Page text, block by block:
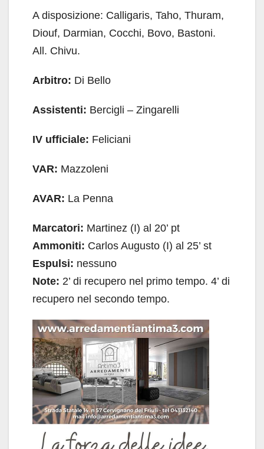
A disposizione: Calligaris, Taho, Thuram,
Diouf, Darmian, Cocchi, Bovo, Bastoni.
All. Chivu.
Arbitro: Di Bello
Assistenti: Bercigli – Zingarelli
IV ufficiale: Feliciani
VAR: Mazzoleni
AVAR: La Penna
Marcatori: Martinez (I) al 20’ pt
Ammoniti: Carlos Augusto (I) al 25’ st
Espulsi: nessuno
Note: 2’ di recupero nel primo tempo. 4’ di
recupero nel secondo tempo.